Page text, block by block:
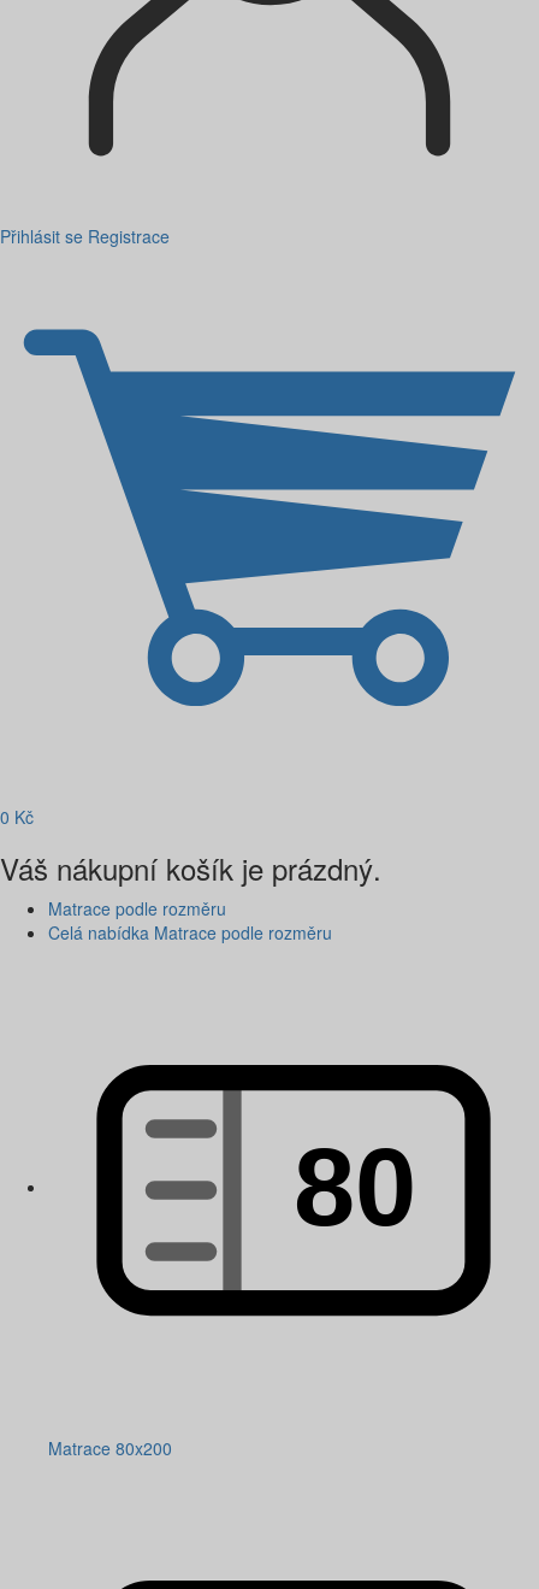
Přihlásit se Registrace
0 Kč
Váš nákupní košík je prázdný.
Matrace podle rozměru
Celá nabídka Matrace podle rozměru
Matrace 80x200